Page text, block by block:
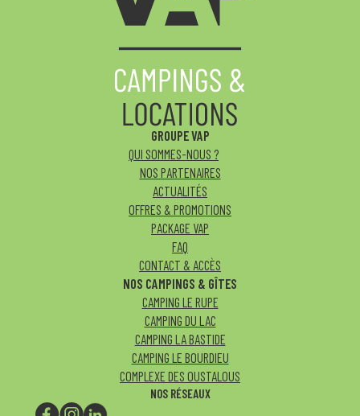
GROUPE VAP
QUI SOMMES-NOUS ?
NOS PARTENAIRES
ACTUALITÉS
OFFRES & PROMOTIONS
PACKAGE VAP
FAQ
CONTACT & ACCÈS
NOS CAMPINGS & GÎTES
CAMPING LE RUPE
CAMPING DU LAC
CAMPING LA BASTIDE
CAMPING LE BOURDIEU
COMPLEXE DES OUSTALOUS
NOS RÉSEAUX